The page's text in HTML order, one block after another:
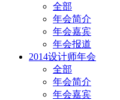
全部
年会简介
年会嘉宾
年会报道
2014设计师年会
全部
年会简介
年会嘉宾